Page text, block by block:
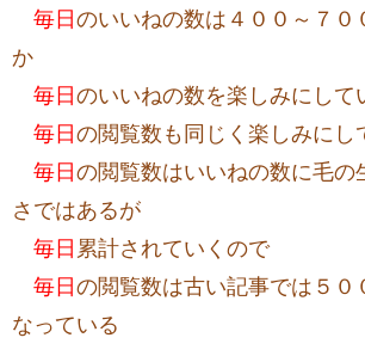
毎日のいいねの数は４００～７０
か
毎日のいいねの数を楽しみにして
毎日の閲覧数も同じく楽しみにし
毎日の閲覧数はいいねの数に毛の
さではあるが
毎日 累計されていくので
毎日の閲覧数は古い記事では５０
なっている